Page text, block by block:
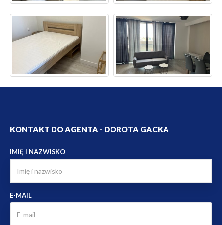
KONTAKT DO AGENTA - DOROTA GACKA
IMIĘ I NAZWISKO
E-MAIL